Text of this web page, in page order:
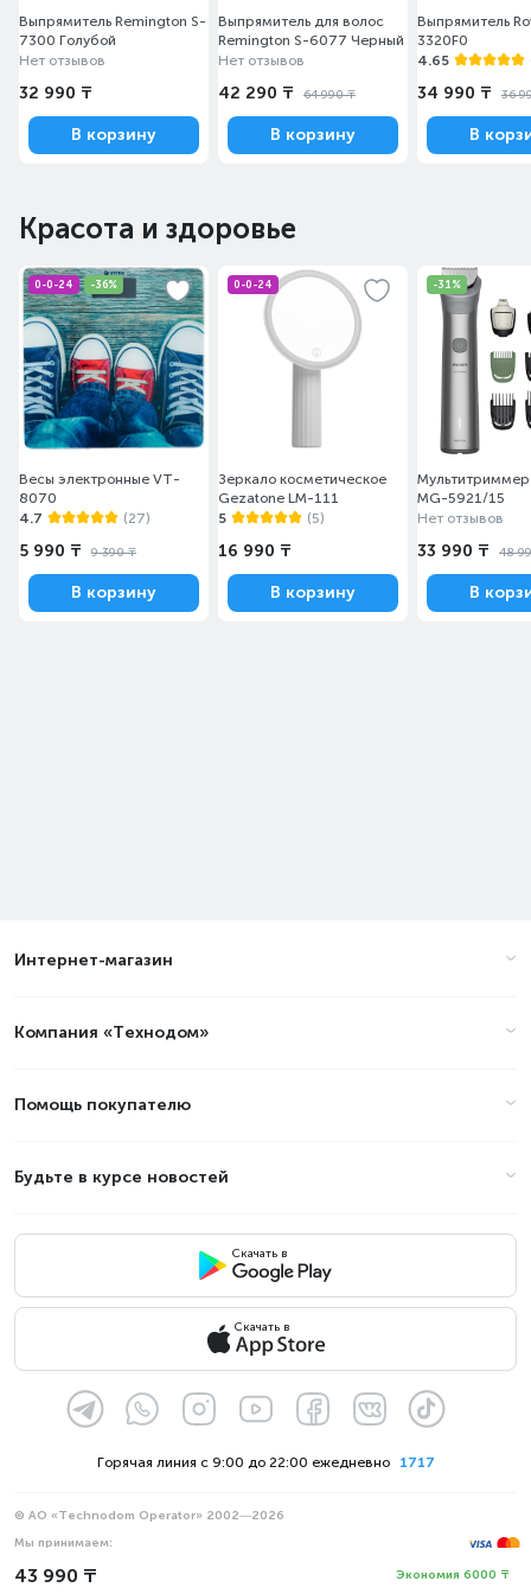
Выпрямитель Remington S-
7300 Голубой
Нет отзывов
32 990 ₸
В корзину
Выпрямитель для волос
Remington S-6077 Черный
Нет отзывов
42 290 ₸ 64 990 ₸
В корзину
Выпрямитель
3320F0
4.65
34 990 ₸ 36
В
Красота и здоровье
0-0-24 -36%
Весы электронные VT-
8070
4.7
(27)
5 990 ₸ 9 390 ₸
В корзину
0-0-24
Зеркало косметическое
Gezatone LM-111
5
(5)
16 990 ₸
В корзину
-31%
MG-5921/15
Нет отзывов
33 990 ₸ 48
В
43 990 ₸ Экономия 6000 ₸
Интернет-магазин
Компания «Технодом»
Помощь покупателю
Будьте в курсе новостей
Скачать в
Скачать в
1717
Горячая линия с 9:00 до 22:00 ежедневно
© АО «Technodom Operator» 2002—2026
Мы принимаем:
Официальное уведомление